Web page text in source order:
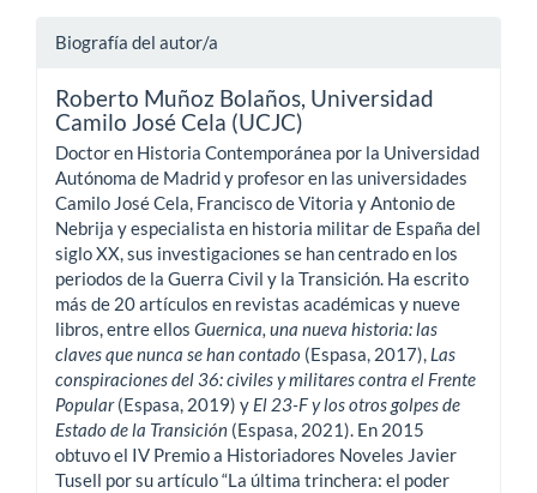
Biografía del autor/a
Roberto Muñoz Bolaños, Universidad
Camilo José Cela (UCJC)
Doctor en Historia Contemporánea por la Universidad
Autónoma de Madrid y profesor en las universidades
Camilo José Cela, Francisco de Vitoria y Antonio de
Nebrija y especialista en historia militar de España del
siglo XX, sus investigaciones se han centrado en los
periodos de la Guerra Civil y la Transición. Ha escrito
más de 20 artículos en revistas académicas y nueve
libros, entre ellos Guernica, una nueva historia: las
claves que nunca se han contado (Espasa, 2017), Las
conspiraciones del 36: civiles y militares contra el Frente
Popular(Espasa, 2019) y El 23-F y los otros golpes de
Estado de la Transición (Espasa, 2021). En 2015
obtuvo el IV Premio a Historiadores Noveles Javier
Tusell por su artículo “La última trinchera: el poder